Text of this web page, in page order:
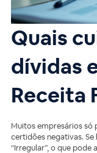
Quais
dívidas
Receita
Muitos empresários
certidões negativas. Se
“Irregular”, o que